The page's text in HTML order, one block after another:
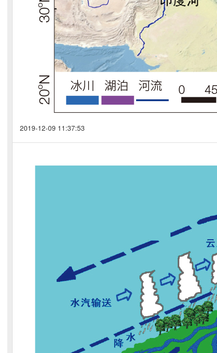
2019-12-09 11:37:53